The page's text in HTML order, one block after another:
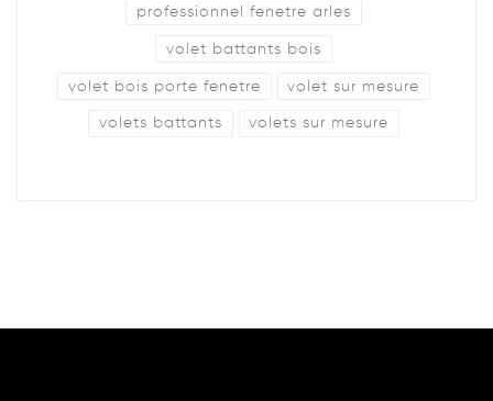
professionnel fenetre arles
volet battants bois
volet bois porte fenetre volet sur mesure
volets battants volets sur mesure